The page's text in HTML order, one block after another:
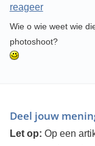
reageer
Wie o wie weet wie
photoshoot?
Deel jouw
Let op: Op een